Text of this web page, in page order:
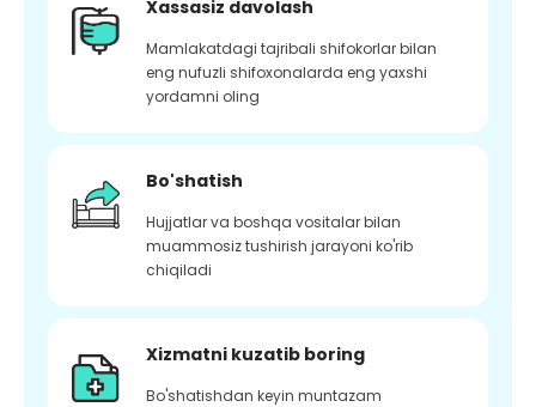
Xassasiz davolash
Mamlakatdagi tajribali shifokorlar bilan
eng nufuzli shifoxonalarda eng yaxshi
yordamni oling
Bo'shatish
Hujjatlar va boshqa vositalar bilan
muammosiz tushirish jarayoni ko'rib
chiqiladi
Xizmatni kuzatib boring
Bo'shatishdan keyin muntazam